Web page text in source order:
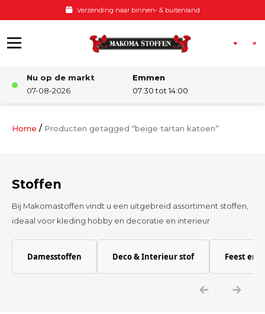
Verzending naar binnen- & buitenland
Nu op de markt
07-08-2026
Emmen
07:30 tot 14:00
Damesstoffen
Katoen
Home / Producten getagged “beige tartan katoen”
Stoffen
Bij Makomastoffen vindt u een uitgebreid assortiment stoffen,
ideaal voor kleding hobby en decoratie en interieur
Damesstoffen Deco & Interieur stof Feest en